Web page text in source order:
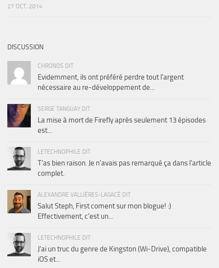
27 OCT, 2014
DISCUSSION
CHRONOS DIT
Evidemment, ils ont préféré perdre tout l'argent
nécessaire au re-développement de...
SERGE TANGUAY DIT
La mise à mort de Firefly après seulement 13 épisodes
est...
LETECHNOPHILE DIT
T'as bien raison. Je n'avais pas remarqué ça dans l'article
complet.
ALEXANDRE VALLIÈRES-LAGACÉ DIT
Salut Steph, First coment sur mon blogue! :)
Effectivement, c'est un...
LETECHNOPHILE DIT
J'ai un truc du genre de Kingston (Wi-Drive), compatible
iOS et...